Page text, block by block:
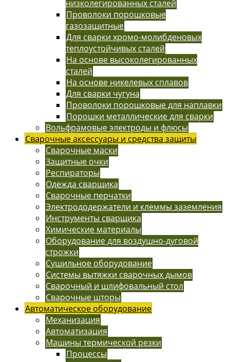
низколегированных сталей
Проволоки порошковые
газозащитные
Для сварки хромо-молибденовых
теплоустойчивых сталей
На основе высоколегированных
сталей
На основе никелевых сплавов
Для сварки чугуна
Проволоки порошковые для наплавки
Порошки металлические для сварки
Вольфрамовые электроды и флюсы
Сварочные аксессуары и средства защиты
Сварочные маски
Защитные очки
Респираторы
Одежда сварщика
Сварочные перчатки
Электрододержатели и клеммы заземления
Инструменты сварщика
Химические материалы
Оборудование для воздушно-дуговой
строжки
Сушильное оборудование
Системы вытяжки сварочных дымов
Сварочный и шлифовальный стол
Сварочные шторы
Автоматическое оборудование
Механизация
Автоматизация
Машины термической резки
Процессы